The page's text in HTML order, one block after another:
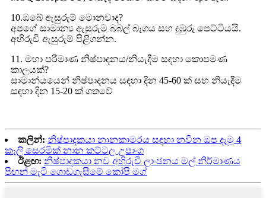
10.ඔබේ ඇසුරුම් මොනවාද?
අපගේ සාමාන්‍ය ඇසුරුම බබල් බෑගය සහ දුඹුරු පෙට්ටියයි.
අභිරුචි ඇසුරුම් පිළිගන්න.
11. මහා පරිමාණ නිෂ්පාදනය/නියැදීම සඳහා කොපමණ
කාලයක්?
සාමාන්යයෙන් නිෂ්පාදනය සඳහා දින 45-60 ක් සහ නියැදීම
සඳහා දින 15-20 ක් ගතවේ
කලින්: නිෂ්පාදකයා නානකාමරය සඳහා නවීන ඔප දැමූ 4
කෑලි සෙරමික් නාන කට්ටල උපාංග
ඊළඟ: නිෂ්පාදකයා නව අභිරුචි ලාංඡනය මල් නිර්මාණය
පිඟන් මැටි ගොඩගැසීමේ කෝපි මග්